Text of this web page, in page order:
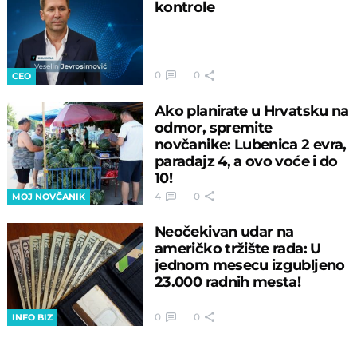
CEO
kontrole
0 0
MOJ NOVČANIK
Ako planirate u Hrvatsku na
odmor, spremite
novčanike: Lubenica 2 evra,
paradajz 4, a ovo voće i do
10!
4 0
INFO BIZ
Neočekivan udar na
američko tržište rada: U
jednom mesecu izgubljeno
23.000 radnih mesta!
0 0